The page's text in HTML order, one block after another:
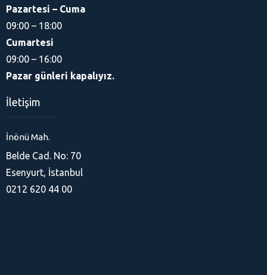
Pazartesi – Cuma
09:00 – 18:00
Cumartesi
09:00 – 16:00
Pazar günleri kapalıyız.
İletişim
İnönü Mah.
Belde Cad. No: 70
Esenyurt, İstanbul
0212 620 44 00